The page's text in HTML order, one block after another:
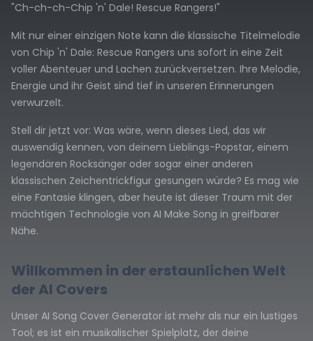
"Ch-ch-ch-Chip 'n' Dale! Rescue Rangers!"
Mit nur einer einzigen Note kann die klassische Titelmelodie
von Chip 'n' Dale: Rescue Rangers uns sofort in eine Zeit
voller Abenteuer und Lachen zurückversetzen. Ihre Melodie,
Energie und ihr Geist sind tief in unseren Erinnerungen
verwurzelt.
Stell dir jetzt vor: Was wäre, wenn dieses Lied, das wir
auswendig kennen, von deinem Lieblings-Popstar, einem
legendären Rocksänger oder sogar einer anderen
klassischen Zeichentrickfigur gesungen würde? Es mag wie
eine Fantasie klingen, aber heute ist dieser Traum mit der
mächtigen Technologie von AI Make Song in greifbarer
Nähe.
Willkommen in der erstaunlichen Welt
der AI Covers
Unser AI Song Cover Generator ist mehr als nur ein lustiges
Tool; es ist ein musikalischer Spielplatz, der deine